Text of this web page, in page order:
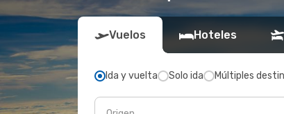
Vuelos Hoteles
Ida y vuelta Solo ida Múltiples